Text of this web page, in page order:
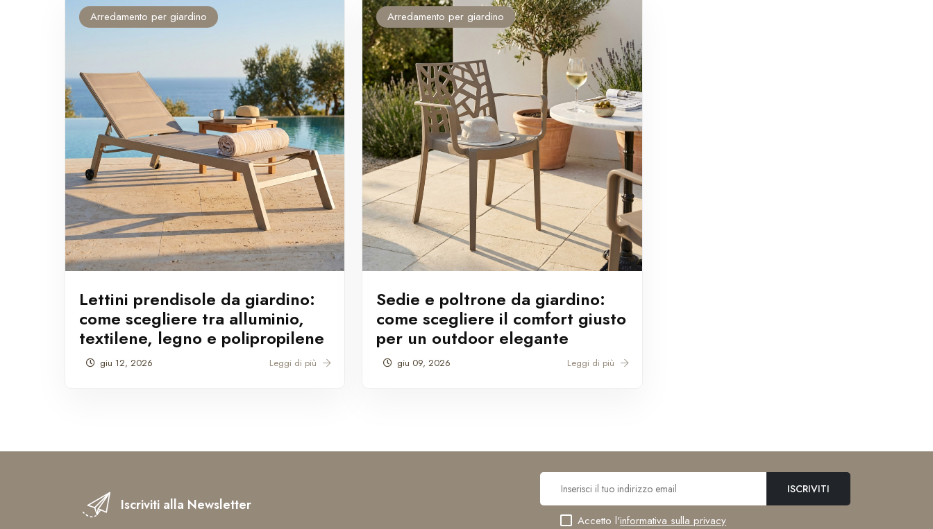
Arredamento per giardino
Lettini prendisole da giardino:
come scegliere tra alluminio,
textilene, legno e polipropilene
giu 12, 2026 Leggi di più
Arredamento per giardino
Sedie e poltrone da giardino:
come scegliere il comfort giusto
per un outdoor elegante
giu 09, 2026 Leggi di più
Iscriviti alla Newsletter
ISCRIVITI
Accetto l'informativa sulla privacy